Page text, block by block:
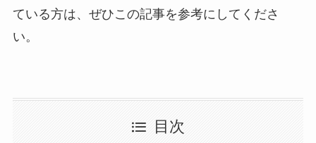
ている方は、ぜひこの記事を参考にしてくださ
い。
目次